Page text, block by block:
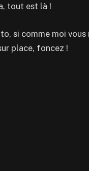
tout est là !
si comme moi
place, foncez !